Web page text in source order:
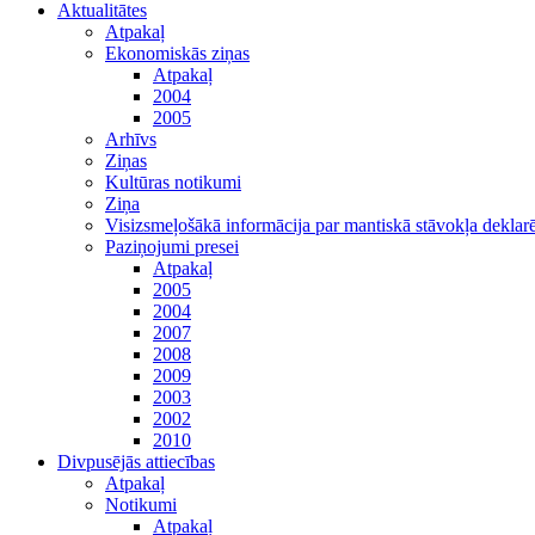
Aktualitātes
Atpakaļ
Ekonomiskās ziņas
Atpakaļ
2004
2005
Arhīvs
Ziņas
Kultūras notikumi
Ziņa
Visizsmeļošākā informācija par mantiskā stāvokļa
Paziņojumi presei
Atpakaļ
2005
2004
2007
2008
2009
2003
2002
2010
Divpusējās attiecības
Atpakaļ
Notikumi
Atpakaļ